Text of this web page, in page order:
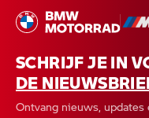
SCHRIJF JE IN
DE
Ontvang nieuws, updates